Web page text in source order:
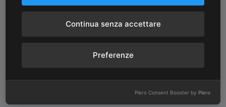
Protezione avanzata con
crittografia SSL
Spedizioni gratuite con
corriere oltre 130 €
Consegne Rapide
Consegne in 24/72 ore
Assistenza Clienti
Assistenza personale da
una Sommelier
Continua senza accettare
Preferenze
Piero Consent Booster by Piero